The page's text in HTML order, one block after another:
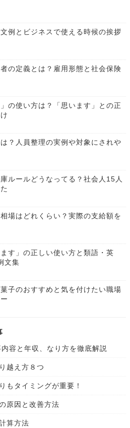
例とビジネスで使える時候の挨拶
の定義とは？雇用形態と社会保険
」の使い方は？「思います」との正
？人員整理の実例や対象にされや
ルールどうなってる？社会人15人
場はどれくらい？実際の支給額を
ます」の正しい使い方と類語・英
文集
子のおすすめと気を付けたい職場
容と年収、なり方を徹底解説
越え方８つ
もタイミングが重要！
原因と改善方法
算方法